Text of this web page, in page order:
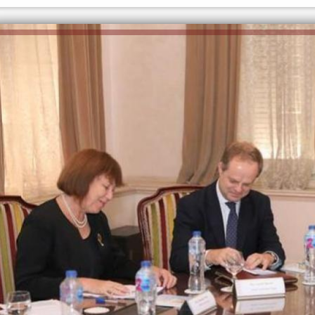
إلهام شرشر تكتب: دي مبقتش كورة..
دي سياسة
الكاتبة إلهام شرشر تهنئ الرئيس
السيسي بعيد ميلاده وتُشيد بجهوده